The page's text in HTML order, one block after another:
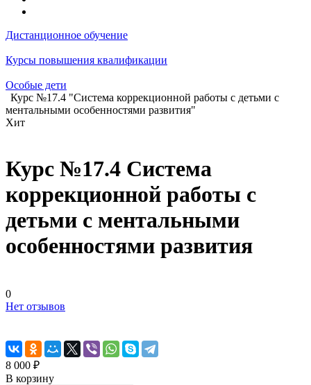
Дистанционное обучение
Курсы повышения квалификации
Особые дети
Курс №17.4 "Система коррекционной работы с детьми с
ментальными особенностями развития"
Хит
Курс №17.4 Система
коррекционной работы с
детьми с ментальными
особенностями развития
0
Нет отзывов
8 000 ₽
В корзину